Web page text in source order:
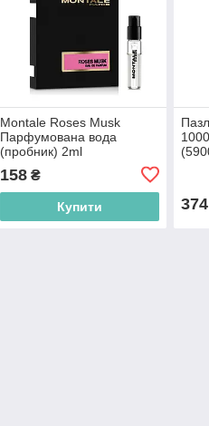
Montale Roses Musk
Парфумована вода
(пробник) 2ml
158₴
Купити 374